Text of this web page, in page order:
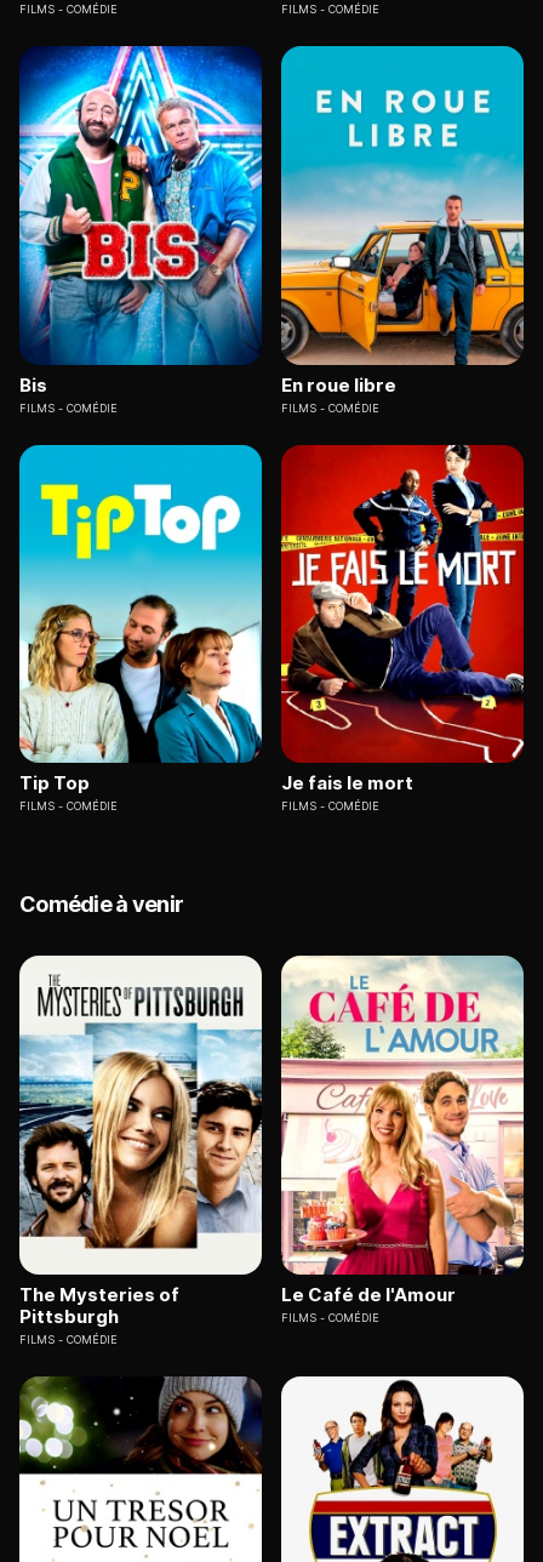
FILMS COMÉDIE FILMS COMÉDIE
Bis
FILMS COMÉDIE
En roue libre
FILMS COMÉDIE
Tip Top
FILMS COMÉDIE
Je fais le mort
FILMS COMÉDIE
Comédie à venir
The Mysteries of
Pittsburgh
FILMS COMÉDIE
Le Café de l'Amour
FILMS COMÉDIE